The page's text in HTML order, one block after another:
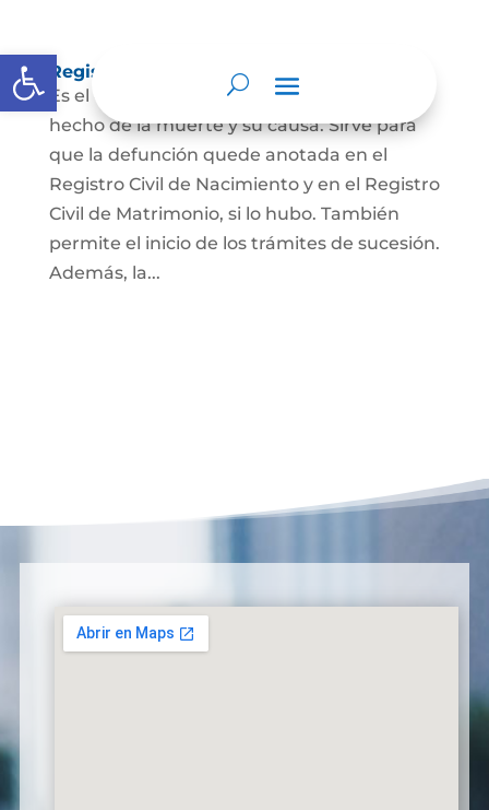
Abrir barra de herramientas
Registro Civil de Defunción
Es el documento público que prueba el
hecho de la muerte y su causa. Sirve para
que la defunción quede anotada en el
Registro Civil de Nacimiento y en el Registro
Civil de Matrimonio, si lo hubo. También
permite el inicio de los trámites de sucesión.
Además, la...